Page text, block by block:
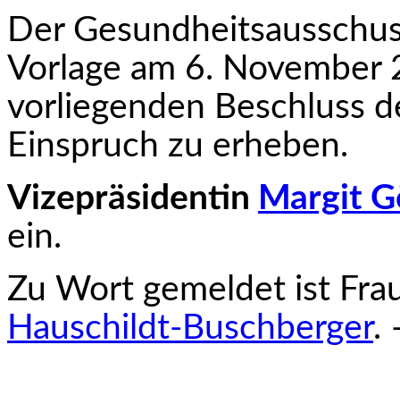
Der
Vorlage am 6.
vorliegenden Beschluss
Einspruch zu erheben.
Vizepräsidentin Margit
ein.
Zu Wort gemeldet ist
Hauschildt-Buschberger.